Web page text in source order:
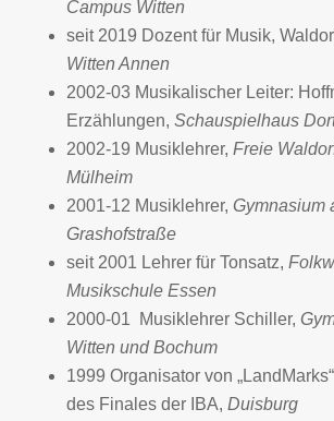
Campus Witten
seit 2019 Dozent für Musik,
Witten Annen
2002-03 Musikalischer Leiter:
Erzählungen, Schauspielhaus
2002-19 Musiklehrer, Freie
Mülheim
2001-12 Musiklehrer, Gymnasium
Grashofstraße
seit 2001 Lehrer für Tonsatz,
Musikschule Essen
2000-01 Musiklehrer Schiller,
Witten und Bochum
1999 Organisator von
des Finales der IBA, Duisburg